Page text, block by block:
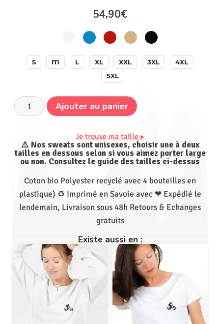
54,90€
S M L XL XXL 3XL
4XL
5XL
Ajouter au panier
Je trouve ma taille ▸
⚠️ Nos sweats sont unisexes, choisir une à deux
tailles en dessous selon si vous aimez porter large
ou non. Consultez le guide des tailles ci-dessus
Coton bio Polyester recyclé avec 4 bouteilles en
plastique) ♻ Imprimé en Savoie avec ❤ Expédié le
lendemain, Livraison sous 48h Retours & Echanges
gratuits
Existe aussi en :